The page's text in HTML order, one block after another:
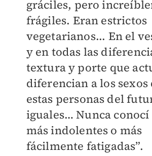
gráciles, pero
frágiles. Eran estrictos
vegetarianos... En el
y en todas las
textura y porte que
diferencian a los sexos
estas personas del
iguales… Nunca conocí
más indolentes o más
fácilmente fatigadas”.